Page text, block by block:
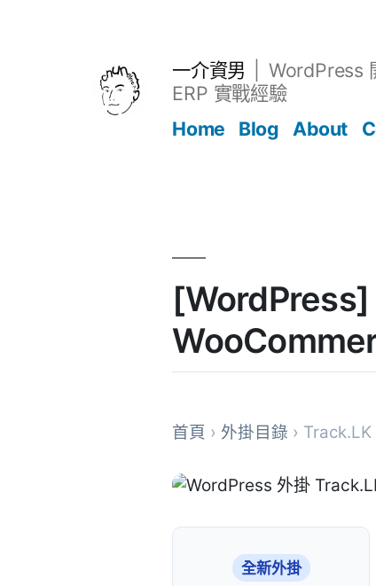
一介資男
WordPress
ERP 實戰經驗
Home
Blog About
首頁 › 外掛目錄 ›
全新外掛